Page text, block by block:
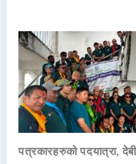
पत्रकारहरुको पदयात्रा,